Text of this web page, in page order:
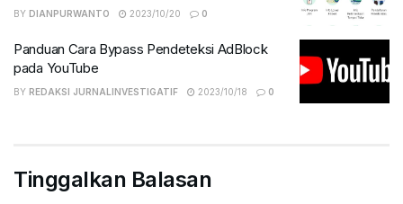
BY DIANPURWANTO 2023/10/20 0
Panduan Cara Bypass Pendeteksi AdBlock
pada YouTube
BY REDAKSI JURNALINVESTIGATIF 2023/10/18 0
Tinggalkan Balasan